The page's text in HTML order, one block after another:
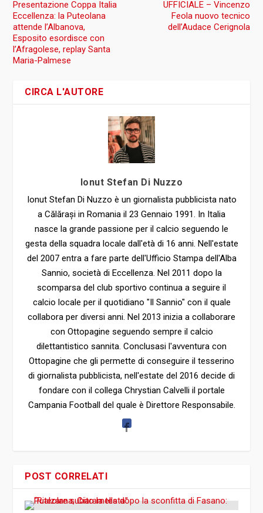
Presentazione Coppa Italia
Eccellenza: la Puteolana
attende l’Albanova,
Esposito esordisce con
l’Afragolese, replay Santa
Maria-Palmese
UFFICIALE – Vincenzo
Feola nuovo tecnico
dell’Audace Cerignola
CIRCA L'AUTORE
Ionut Stefan Di Nuzzo
Ionut Stefan Di Nuzzo è un giornalista pubblicista nato
a Călărași in Romania il 23 Gennaio 1991. In Italia
nasce la grande passione per il calcio seguendo le
gesta della squadra locale dall'età di 16 anni. Nell'estate
del 2007 entra a fare parte dell'Ufficio Stampa dell'Alba
Sannio, società di Eccellenza. Nel 2011 dopo la
scomparsa del club sportivo continua a seguire il
calcio locale per il quotidiano "Il Sannio" con il quale
collabora per diversi anni. Nel 2013 inizia a collaborare
con Ottopagine seguendo sempre il calcio
dilettantistico sannita. Conclusasi l'avventura con
Ottopagine che gli permette di conseguire il tesserino
di giornalista pubblicista, nell'estate del 2016 decide di
fondare con il collega Chrystian Calvelli il portale
Campania Football del quale è Direttore Responsabile.
POST CORRELATI